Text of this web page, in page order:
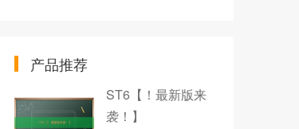
产品推荐
ST6【！最新版来
袭！】